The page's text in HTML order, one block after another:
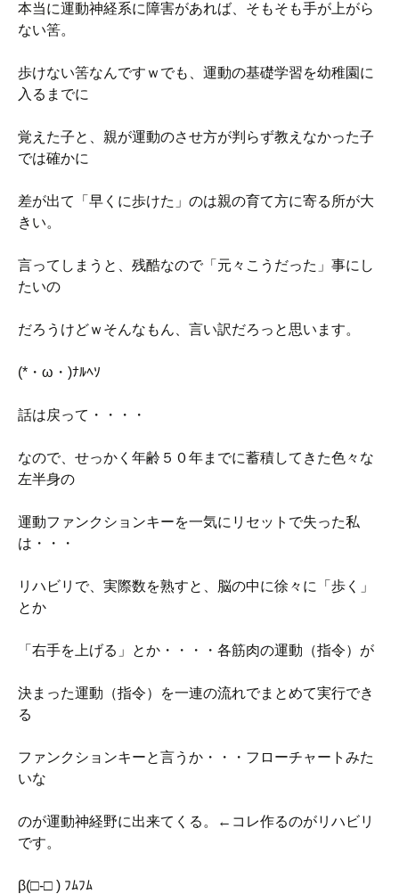
本当に運動神経系に障害があれば、そもそも手が上がら
ない筈。
歩けない筈なんですｗでも、運動の基礎学習を幼稚園に
入るまでに
覚えた子と、親が運動のさせ方が判らず教えなかった子
では確かに
差が出て「早くに歩けた」のは親の育て方に寄る所が大
きい。
言ってしまうと、残酷なので「元々こうだった」事にし
たいの
だろうけどｗそんなもん、言い訳だろっと思います。
(*・ω・)ﾅﾙﾍｿ
話は戻って・・・・
なので、せっかく年齢５０年までに蓄積してきた色々な
左半身の
運動ファンクションキーを一気にリセットで失った私
は・・・
リハビリで、実際数を熟すと、脳の中に徐々に「歩く」
とか
「右手を上げる」とか・・・・各筋肉の運動（指令）が
決まった運動（指令）を一連の流れでまとめて実行でき
る
ファンクションキーと言うか・・・フローチャートみた
いな
のが運動神経野に出来てくる。←コレ作るのがリハビリ
です。
β(□-□ ) ﾌﾑﾌﾑ